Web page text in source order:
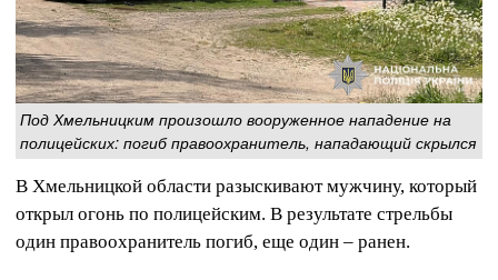
Под Хмельницким произошло вооруженное нападение на
полицейских: погиб правоохранитель, нападающий скрылся
В Хмельницкой области разыскивают мужчину, который
открыл огонь по полицейским. В результате стрельбы
один правоохранитель погиб, еще один – ранен.